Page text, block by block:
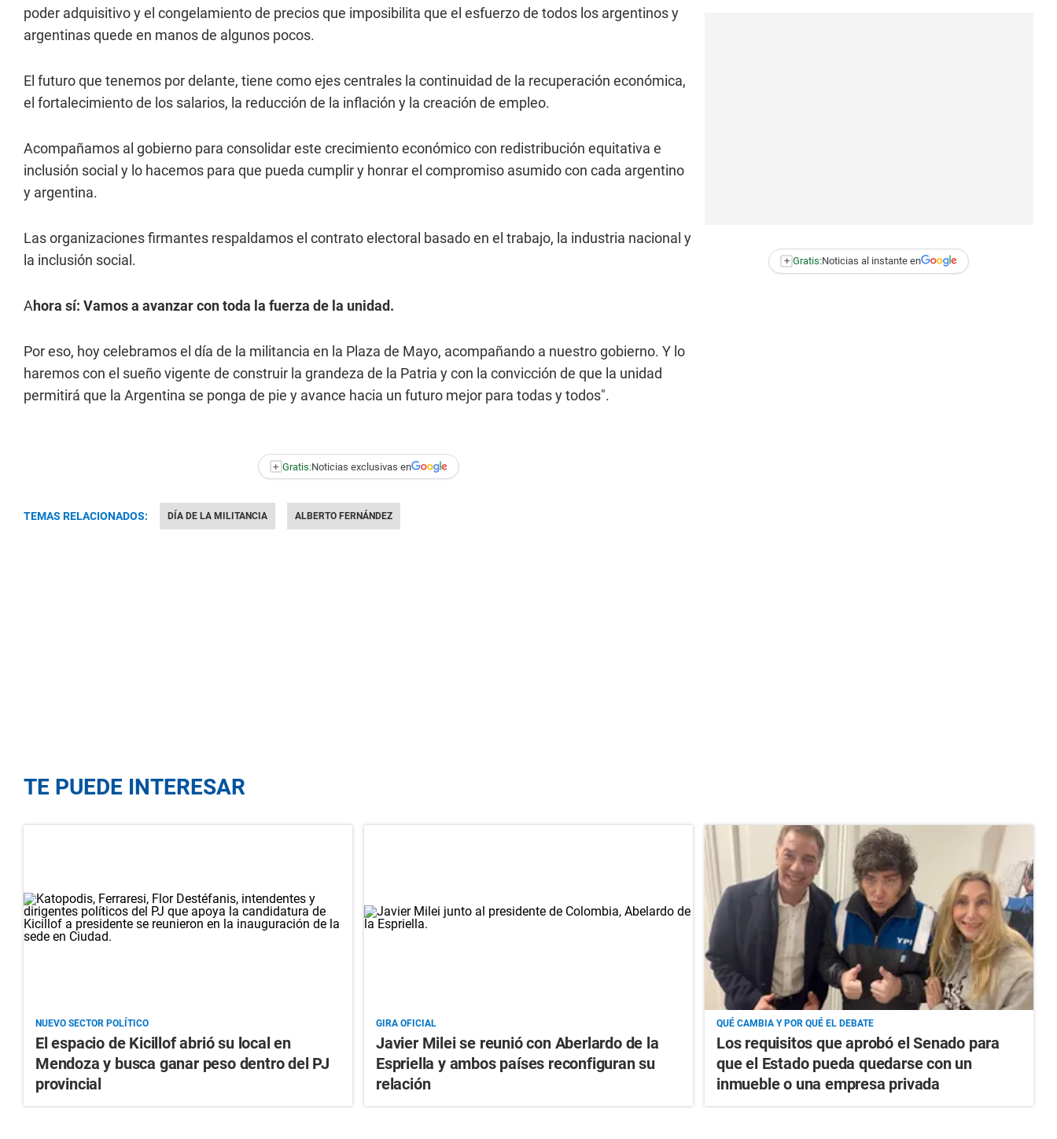
poder adquisitivo y el congelamiento de precios que imposibilita que el esfuerzo de todos los argentinos y
argentinas quede en manos de algunos pocos.
El futuro que tenemos por delante, tiene como ejes centrales la continuidad de la recuperación económica,
el fortalecimiento de los salarios, la reducción de la inflación y la creación de empleo.
Acompañamos al gobierno para consolidar este crecimiento económico con redistribución equitativa e
inclusión social y lo hacemos para que pueda cumplir y honrar el compromiso asumido con cada argentino
y argentina.
Las organizaciones firmantes respaldamos el contrato electoral basado en el trabajo, la industria nacional y
la inclusión social.
Ahora sí: Vamos a avanzar con toda la fuerza de la unidad.
Por eso, hoy celebramos el día de la militancia en la Plaza de Mayo, acompañando a nuestro gobierno. Y lo
haremos con el sueño vigente de construir la grandeza de la Patria y con la convicción de que la unidad
permitirá que la Argentina se ponga de pie y avance hacia un futuro mejor para todas y todos".
+ Gratis:Noticias exclusivas en
TEMAS RELACIONADOS: DÍA DE LA MILITANCIA ALBERTO FERNÁNDEZ
+ Gratis:Noticias al instante en
TE PUEDE INTERESAR
NUEVO SECTOR POLÍTICO
El espacio de Kicillof abrió su local en
Mendoza y busca ganar peso dentro del PJ
provincial
GIRA OFICIAL
Javier Milei se reunió con Aberlardo de la
Espriella y ambos países reconfiguran su
relación
QUÉ CAMBIA Y POR QUÉ EL DEBATE
Los requisitos que aprobó el Senado para
que el Estado pueda quedarse con un
inmueble o una empresa privada